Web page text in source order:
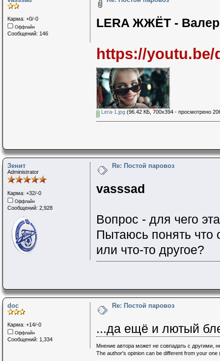
Карма: +0/-0
Оффлайн
Сообщений: 146
LERA ЖЖЁТ -
https://youtu.be/
Lera-1.jpg(96.42 КБ, 700x394 - просмотрено
Зенит
Administrator
Карма: +32/-0
Оффлайн
Сообщений: 2,928
Re: Постой паровоз
vasssad
Вопрос - для чего
Пытаюсь понять
или что-то другое?
doc
Карма: +14/-0
Оффлайн
Сообщений: 1,334
Re: Постой паровоз
...да ещё и лютый
Мнение автора может не совпадать с другими,
The author's opinion can be different from your